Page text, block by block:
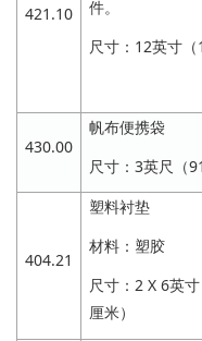
421.10
件。
尺寸：12英寸（
430.00
帆布便携袋
尺寸：3英尺（
404.21
塑料衬垫
材料：塑胶
尺寸：2 X 6英
厘米）